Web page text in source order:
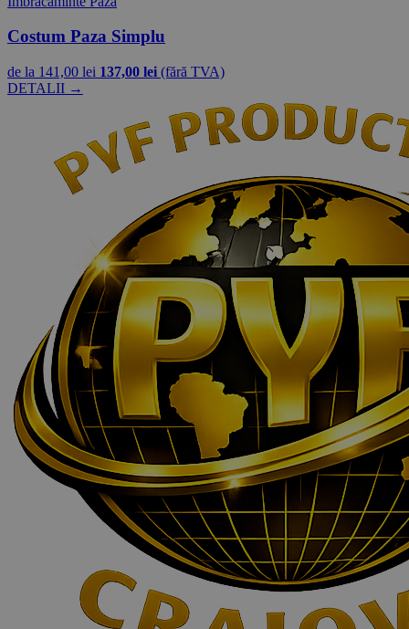
Costum Paza Simplu
de la 141,00 lei 137,00 lei (fără TVA)
DETALII →